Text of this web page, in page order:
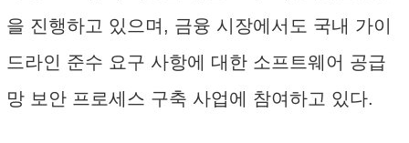
을 진행하고 있으며, 금융 시장에서도 국내 가이
드라인 준수 요구 사항에 대한 소프트웨어 공급
망 보안 프로세스 구축 사업에 참여하고 있다.